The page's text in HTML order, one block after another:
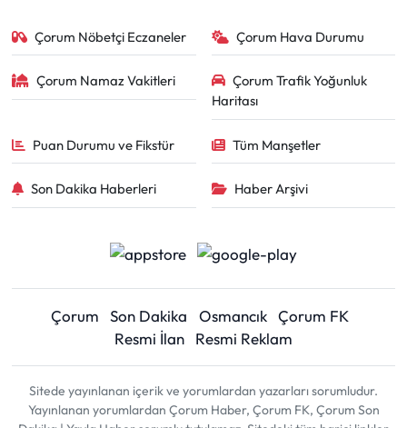
Çorum Nöbetçi Eczaneler Çorum Hava Durumu
Çorum Namaz Vakitleri
Çorum Trafik Yoğunluk
Haritası
Puan Durumu ve Fikstür Tüm Manşetler
Son Dakika Haberleri Haber Arşivi
Çorum Son Dakika Osmancık Çorum FK
Resmi İlan
Resmi Reklam
Sitede yayınlanan içerik ve yorumlardan yazarları sorumludur.
Yayınlanan yorumlardan Çorum Haber, Çorum FK, Çorum Son